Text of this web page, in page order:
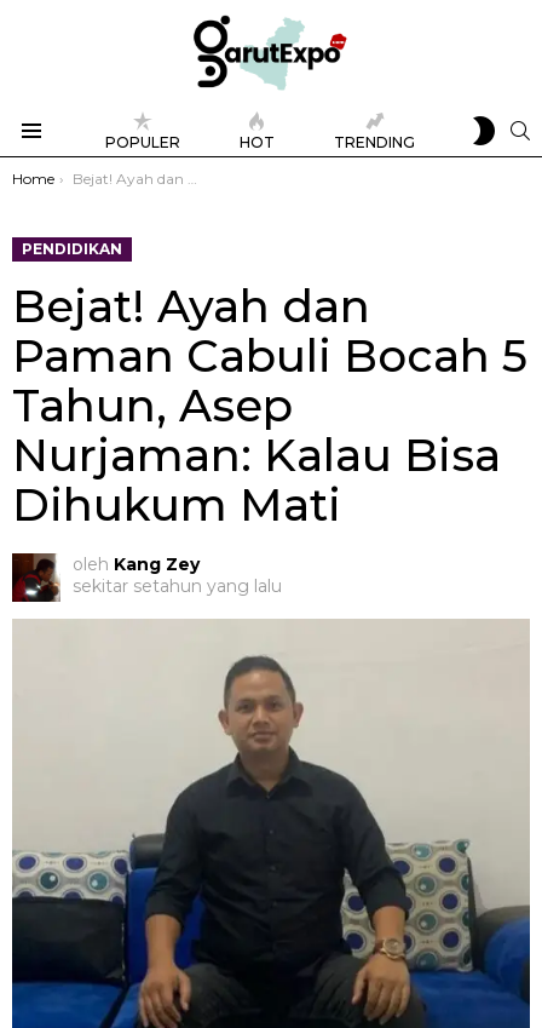
POPULER HOT TRENDING
SKIN
You are here:
Home Bejat! Ayah dan Paman Cabuli Bocah 5 Tahun, Asep Nurjaman: Kalau Bisa Dihukum Mati
PENDIDIKAN
Bejat! Ayah dan
Paman Cabuli Bocah 5
Tahun, Asep
Nurjaman: Kalau Bisa
Dihukum Mati
oleh Kang Zey
sekitar setahun yang lalu